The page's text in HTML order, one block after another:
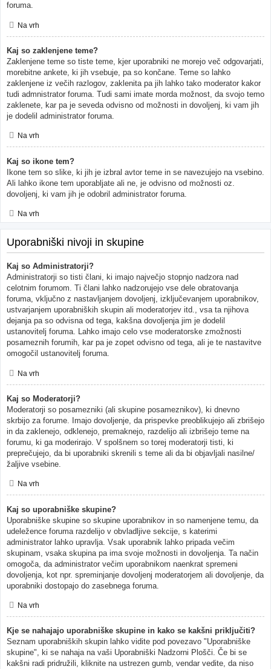
foruma.
Na vrh
Kaj so zaklenjene teme?
Zaklenjene teme so tiste teme, kjer uporabniki ne morejo več odgovarjati,
morebitne ankete, ki jih vsebuje, pa so končane. Teme so lahko
zaklenjene iz večih razlogov, zaklenita pa jih lahko tako moderator kakor
tudi admnistrator foruma. Tudi sami imate morda možnost, da svojo temo
zaklenete, kar pa je seveda odvisno od možnosti in dovoljenj, ki vam jih
je dodelil administrator foruma.
Na vrh
Kaj so ikone tem?
Ikone tem so slike, ki jih je izbral avtor teme in se navezujejo na vsebino.
Ali lahko ikone tem uporabljate ali ne, je odvisno od možnosti oz.
dovoljenj, ki vam jih je odobril administrator foruma.
Na vrh
Uporabniški nivoji in skupine
Kaj so Administratorji?
Administratorji so tisti člani, ki imajo največjo stopnjo nadzora nad
celotnim forumom. Ti člani lahko nadzorujejo vse dele obratovanja
foruma, vključno z nastavljanjem dovoljenj, izključevanjem uporabnikov,
ustvarjanjem uporabniških skupin ali moderatorjev itd., vsa ta njihova
dejanja pa so odvisna od tega, kakšna dovoljenja jim je dodelil
ustanovitelj foruma. Lahko imajo celo vse moderatorske zmožnosti
posameznih forumih, kar pa je zopet odvisno od tega, ali je te nastavitve
omogočil ustanovitelj foruma.
Na vrh
Kaj so Moderatorji?
Moderatorji so posamezniki (ali skupine posameznikov), ki dnevno
skrbijo za forume. Imajo dovoljenje, da prispevke preoblikujejo ali zbrišejo
in da zaklenejo, odklenejo, premaknejo, razdelijo ali izbrišejo teme na
forumu, ki ga moderirajo. V spolšnem so torej moderatorji tisti, ki
preprečujejo, da bi uporabniki skrenili s teme ali da bi objavljali nasilne/
žaljive vsebine.
Na vrh
Kaj so uporabniške skupine?
Uporabniške skupine so skupine uporabnikov in so namenjene temu, da
udeležence foruma razdelijo v obvladljive sekcije, s katerimi
administrator lahko upravlja. Vsak uporabnik lahko pripada večim
skupinam, vsaka skupina pa ima svoje možnosti in dovoljenja. Ta način
omogoča, da administrator večim uporabnikom naenkrat spremeni
dovoljenja, kot npr. spreminjanje dovoljenj moderatorjem ali dovoljenje, da
uporabniki dostopajo do zasebnega foruma.
Na vrh
Kje se nahajajo uporabniške skupine in kako se kakšni priključiti?
Seznam uporabniških skupin lahko vidite pod povezavo "Uporabniške
skupine", ki se nahaja na vaši Uporabniški Nadzorni Plošči. Če bi se
kakšni radi pridružili, kliknite na ustrezen gumb, vendar vedite, da niso